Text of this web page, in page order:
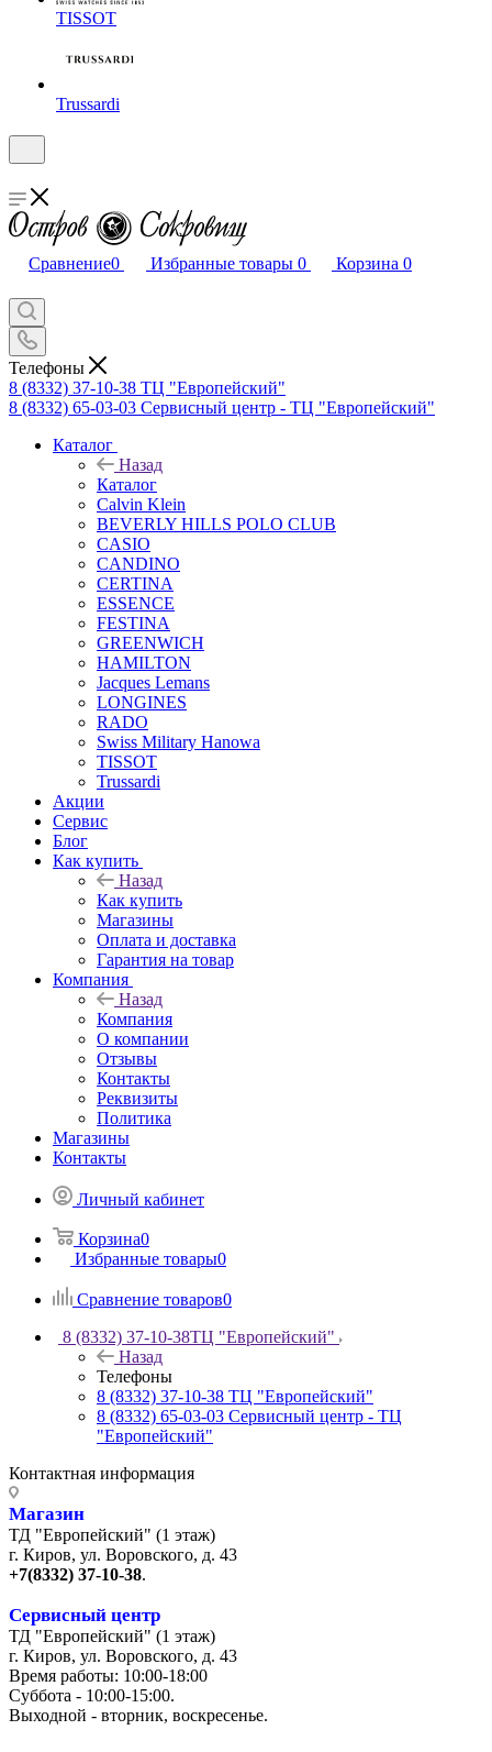
TISSOT
Trussardi
Сравнение0 Избранные товары 0 Корзина 0
Телефоны
8 (8332) 37-10-38 ТЦ "Европейский"
8 (8332) 65-03-03 Сервисный центр - ТЦ "Европейский"
Каталог
Назад
Каталог
Calvin Klein
BEVERLY HILLS POLO CLUB
CASIO
CANDINO
CERTINA
ESSENCE
FESTINA
GREENWICH
HAMILTON
Jacques Lemans
LONGINES
RADO
Swiss Military Hanowa
TISSOT
Trussardi
Акции
Сервис
Блог
Как купить
Назад
Как купить
Магазины
Оплата и доставка
Гарантия на товар
Компания
Назад
Компания
О компании
Отзывы
Контакты
Реквизиты
Политика
Магазины
Контакты
Личный кабинет
Корзина0
Избранные товары0
Сравнение товаров0
8 (8332) 37-10-38ТЦ "Европейский"
Назад
Телефоны
8 (8332) 37-10-38 ТЦ "Европейский"
8 (8332) 65-03-03 Сервисный центр - ТЦ
"Европейский"
Контактная информация
Магазин
ТД "Европейский" (1 этаж)
г. Киров, ул. Воровского, д. 43
+7(8332) 37-10-38.
Сервисный центр
ТД "Европейский" (1 этаж)
г. Киров, ул. Воровского, д. 43
Время работы: 10:00-18:00
Суббота - 10:00-15:00.
Выходной - вторник, воскресенье.